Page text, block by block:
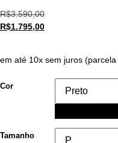
R$3.590,00
R$1.795,00
em até 10x sem juros
Cor
Tamanho